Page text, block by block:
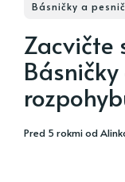
Básničky a
Zacvičte
pred 5 rokmiod